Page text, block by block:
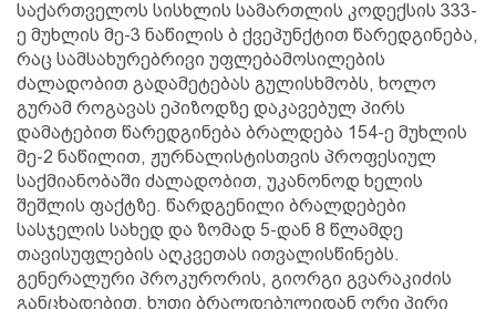
საქართველოს სისხლის სამართლის კოდექსის 333-
ე მუხლის მე-3 ნაწილის ბ ქვეპუნქტით წარედგინება,
რაც სამსახურებრივი უფლებამოსილების
ძალადობით გადამეტებას გულისხმობს, ხოლო
გურამ როგავას ეპიზოდზე დაკავებულ პირს
დამატებით წარედგინება ბრალდება 154-ე მუხლის
მე-2 ნაწილით, ჟურნალისტისთვის პროფესიულ
საქმიანობაში ძალადობით, უკანონოდ ხელის
შეშლის ფაქტზე. წარდგენილი ბრალდებები
სასჯელის სახედ და ზომად 5-დან 8 წლამდე
თავისუფლების აღკვეთას ითვალისწინებს.
გენერალური პროკურორის, გიორგი გვარაკიძის
განცხადებით, ხუთი ბრალდებულიდან ორი პირი